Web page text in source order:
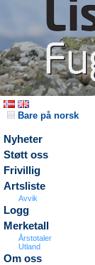
Bare på norsk
Nyheter
Støtt oss
Frivillig
Artsliste
Avvik
Logg
Merketall
Årstotaler
Utland
Om oss